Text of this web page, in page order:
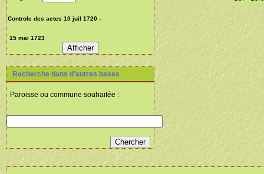
Recherche dans d'autres bases
Paroisse ou commune souhaitée :